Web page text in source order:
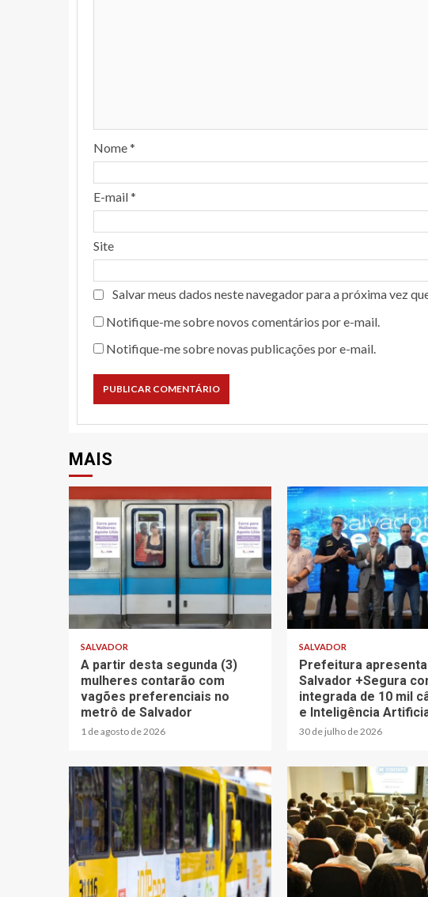
Nome*
E-mail*
Site
Salvar meus dados neste navegador para a próxima vez
Notifique-me sobre novos comentários por e-mail.
Notifique-me sobre novas publicações por e-mail.
MAIS
SALVADOR
A partir desta segunda (3)
mulheres contarão com
vagões preferenciais no
metrô de Salvador
1 de agosto de 2026
SALVADOR
Prefeitura
Salvador +Segura
integrada de 10 mil
e Inteligência
30 de julho de 2026